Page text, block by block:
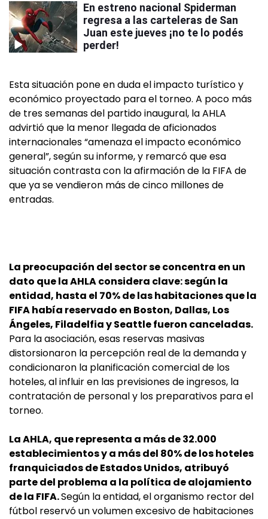
En estreno nacional Spiderman
regresa a las carteleras de San
Juan este jueves ¡no te lo podés
perder!
Esta situación pone en duda el impacto turístico y
económico proyectado para el torneo. A poco más
de tres semanas del partido inaugural, la AHLA
advirtió que la menor llegada de aficionados
internacionales “amenaza el impacto económico
general”, según su informe, y remarcó que esa
situación contrasta con la afirmación de la FIFA de
que ya se vendieron más de cinco millones de
entradas.
La preocupación del sector se concentra en un
dato que la AHLA considera clave: según la
entidad, hasta el 70% de las habitaciones que la
FIFA había reservado en Boston, Dallas, Los
Ángeles, Filadelfia y Seattle fueron canceladas.
Para la asociación, esas reservas masivas
distorsionaron la percepción real de la demanda y
condicionaron la planificación comercial de los
hoteles, al influir en las previsiones de ingresos, la
contratación de personal y los preparativos para el
torneo.
La AHLA, que representa a más de 32.000
establecimientos y a más del 80% de los hoteles
franquiciados de Estados Unidos, atribuyó
parte del problema a la política de alojamiento
de la FIFA.Según la entidad, el organismo rector del
fútbol reservó un volumen excesivo de habitaciones